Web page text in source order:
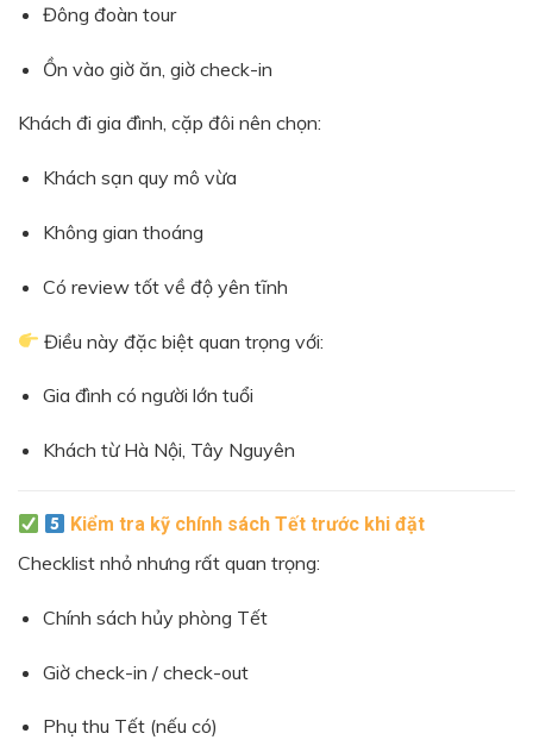
Đông đoàn tour
Ồn vào giờ ăn, giờ check-in
Khách đi gia đình, cặp đôi nên chọn:
Khách sạn quy mô vừa
Không gian thoáng
Có review tốt về độ yên tĩnh
Điều này đặc biệt quan trọng với:
Gia đình có người lớn tuổi
Khách từ Hà Nội, Tây Nguyên
Kiểm tra kỹ chính sách Tết trước khi đặt
Checklist nhỏ nhưng rất quan trọng:
Chính sách hủy phòng Tết
Giờ check-in / check-out
Phụ thu Tết (nếu có)